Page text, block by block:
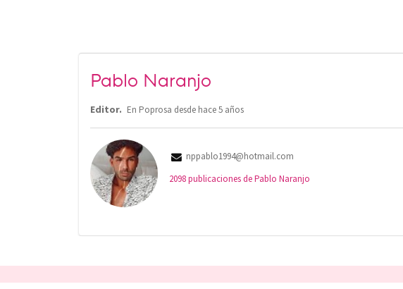
Pablo Naranjo
Editor. En Poprosa desde hace 5 años
nppablo1994@hotmail.com
2098 publicaciones de Pablo Naranjo